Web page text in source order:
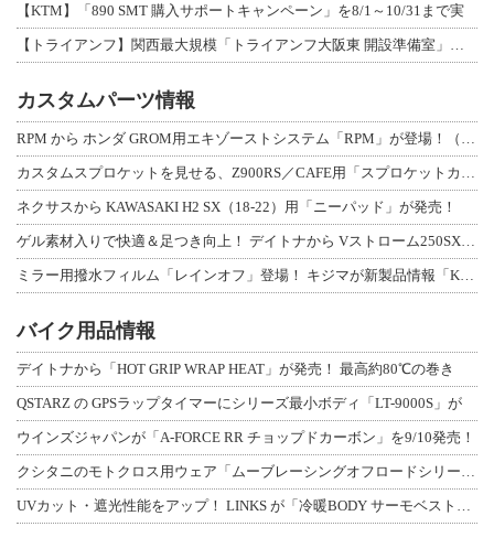
【KTM】「890 SMT 購入サポートキャンペーン」を8/1～10/31まで実
カスタムパーツ情報
ネクサスから KAWASAKI H2 SX（18-22）用「ニーパッド」が発売！
バイク用品情報
デイトナから「HOT GRIP WRAP HEAT」が発売！ 最高約80℃の巻き
QSTARZ の GPSラップタイマーにシリーズ最小ボディ「LT-9000S」が
ウインズジャパンが「A-FORCE RR チョップドカーボン」を9/10発売！